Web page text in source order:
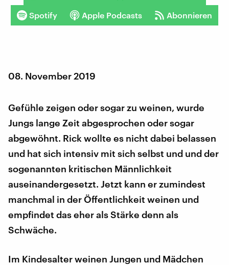
Spotify Apple Podcasts Abonnieren
08. November 2019
Gefühle zeigen oder sogar zu weinen, wurde
Jungs lange Zeit abgesprochen oder sogar
abgewöhnt. Rick wollte es nicht dabei belassen
und hat sich intensiv mit sich selbst und und der
sogenannten kritischen Männlichkeit
auseinandergesetzt. Jetzt kann er zumindest
manchmal in der Öffentlichkeit weinen und
empfindet das eher als Stärke denn als
Schwäche.
Im Kindesalter weinen Jungen und Mädchen